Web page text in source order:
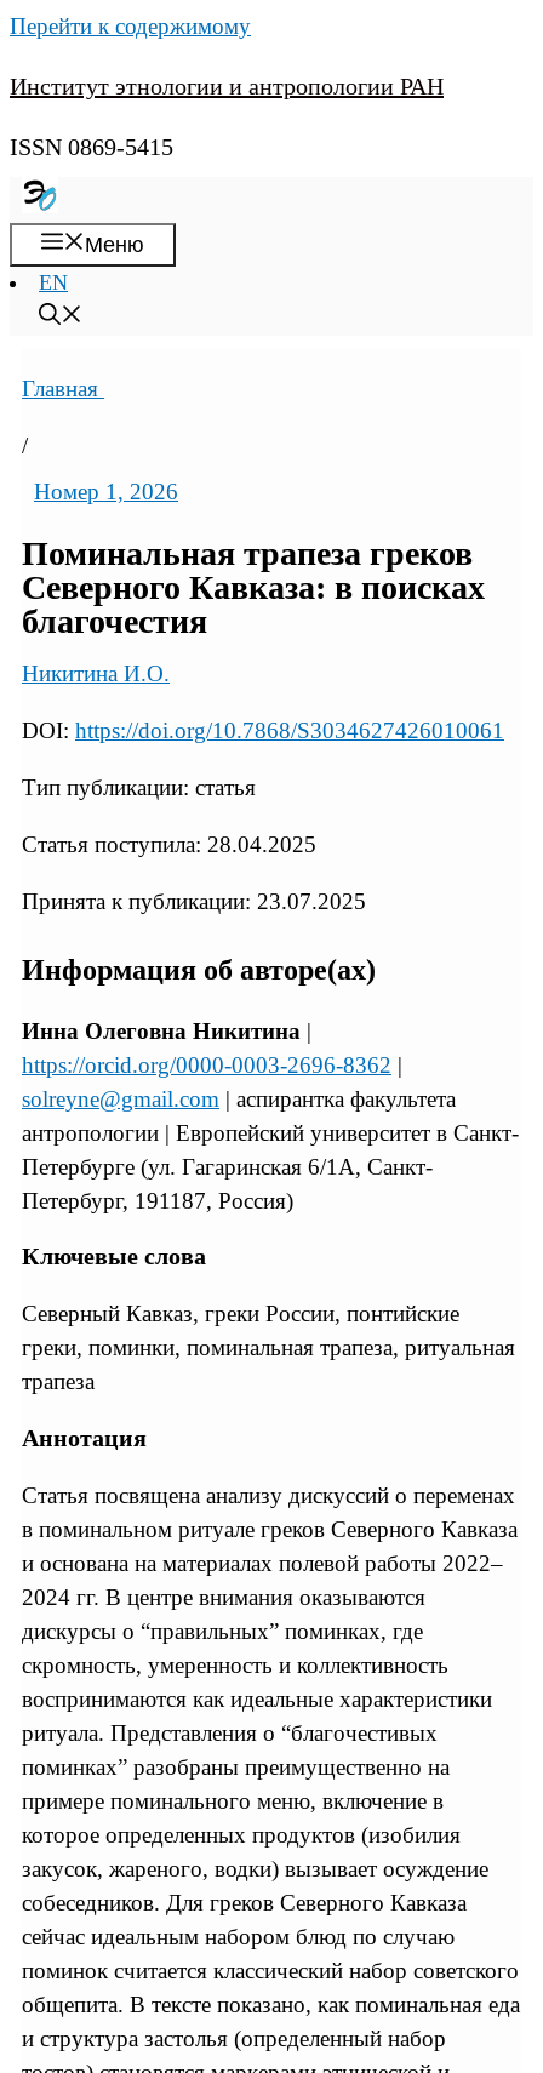
Перейти к содержимому
Институт этнологии и антропологии РАН
ISSN 0869-5415
Меню
EN
Главная
/
Номер 1, 2026
Поминальная трапеза греков
Северного Кавказа: в поисках
благочестия
Никитина И.О.
DOI: https://doi.org/10.7868/S3034627426010061
Тип публикации: статья
Статья поступила: 28.04.2025
Принята к публикации: 23.07.2025
Информация об авторе(ах)
Инна Олеговна Никитина |
https://orcid.org/0000-0003-2696-8362 |
solreyne@gmail.com | аспирантка факультета
антропологии | Европейский университет в Санкт-
Петербурге (ул. Гагаринская 6/1А, Санкт-
Петербург, 191187, Россия)
Ключевые слова
Северный Кавказ, греки России, понтийские
греки, поминки, поминальная трапеза, ритуальная
трапеза
Аннотация
Статья посвящена анализу дискуссий о переменах
в поминальном ритуале греков Северного Кавказа
и основана на материалах полевой работы 2022–
2024 гг. В центре внимания оказываются
дискурсы о “правильных” поминках, где
скромность, умеренность и коллективность
воспринимаются как идеальные характеристики
ритуала. Представления о “благочестивых
поминках” разобраны преимущественно на
примере поминального меню, включение в
которое определенных продуктов (изобилия
закусок, жареного, водки) вызывает осуждение
собеседников. Для греков Северного Кавказа
сейчас идеальным набором блюд по случаю
поминок считается классический набор советского
общепита. В тексте показано, как поминальная еда
и структура застолья (определенный набор